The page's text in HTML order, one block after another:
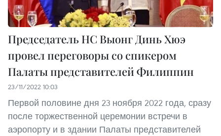
Председатель НС Выонг Динь Хюэ
провел переговоры со спикером
Палаты представителей Филиппин
23/11/2022 10:03
Первой половине дня 23 ноября 2022 года, сразу
после торжественной церемонии встречи в
аэропорту и в здании Палаты представителей